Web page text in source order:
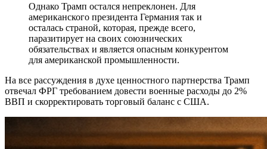
Однако Трамп остался непреклонен. Для
американского президента Германия так и
осталась страной, которая, прежде всего,
паразитирует на своих союзнических
обязательствах и является опасным конкурентом
для американской промышленности.
На все рассуждения в духе ценностного партнерства Трамп
отвечал ФРГ требованием довести военные расходы до 2%
ВВП и скорректировать торговый баланс с США.